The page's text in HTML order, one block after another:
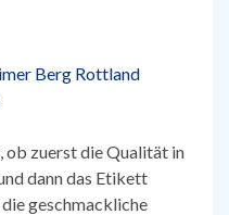
ob zuerst die Qualität in
dann das Etikett
geschmackliche